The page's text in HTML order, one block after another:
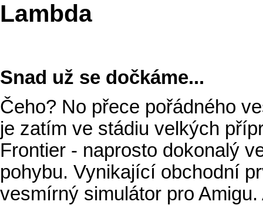
Lambda
Snad už se dočkáme...
Čeho? No přece pořádného
je zatím ve stádiu velkých
Frontier - naprosto dokonalý
pohybu. Vynikající obchodní
vesmírný simulátor pro